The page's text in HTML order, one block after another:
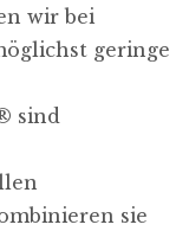
wir bei
geringe
sind
sie
unsere Website
deines Besuchs
Cookies ablehnst,
Website nicht
verfügbar sein: